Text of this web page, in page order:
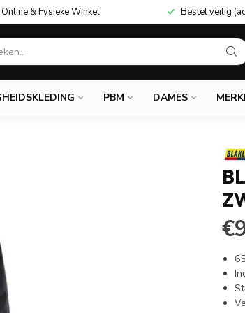
Online & Fysieke Winkel Bestel veilig
PBM DAMES